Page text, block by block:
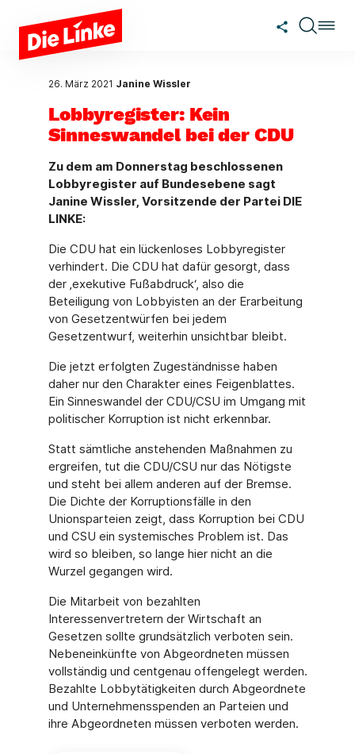
Zum Hauptinhalt springen
26. März 2021 Janine Wissler
Lobbyregister: Kein
Sinneswandel bei der CDU
Zu dem am Donnerstag beschlossenen
Lobbyregister auf Bundesebene sagt
Janine Wissler, Vorsitzende der Partei DIE
LINKE:
Die CDU hat ein lückenloses Lobbyregister
verhindert. Die CDU hat dafür gesorgt, dass
der ‚exekutive Fußabdruck‘, also die
Beteiligung von Lobbyisten an der Erarbeitung
von Gesetzentwürfen bei jedem
Gesetzentwurf, weiterhin unsichtbar bleibt.
Die jetzt erfolgten Zugeständnisse haben
daher nur den Charakter eines Feigenblattes.
Ein Sinneswandel der CDU/CSU im Umgang mit
politischer Korruption ist nicht erkennbar.
Statt sämtliche anstehenden Maßnahmen zu
ergreifen, tut die CDU/CSU nur das Nötigste
und steht bei allem anderen auf der Bremse.
Die Dichte der Korruptionsfälle in den
Unionsparteien zeigt, dass Korruption bei CDU
und CSU ein systemisches Problem ist. Das
wird so bleiben, so lange hier nicht an die
Wurzel gegangen wird.
Die Mitarbeit von bezahlten
Interessenvertretern der Wirtschaft an
Gesetzen sollte grundsätzlich verboten sein.
Nebeneinkünfte von Abgeordneten müssen
vollständig und centgenau offengelegt werden.
Bezahlte Lobbytätigkeiten durch Abgeordnete
und Unternehmensspenden an Parteien und
ihre Abgeordneten müssen verboten werden.